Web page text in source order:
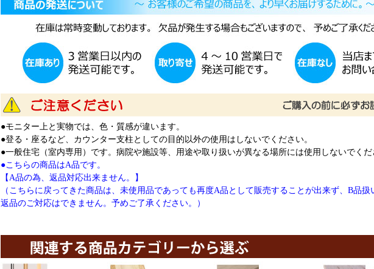
●モニター上と実物では、色・質感が違います。
●登る・座るなど、カウンター支柱としての目的以外の使用はしないでください。
●一般住宅（室内専用）です。病院や施設等、用途や取り扱いが異なる場所には使用しないでくだ
●こちらの商品はA品です。
【A品の為、返品対応出来ません。】
（こちらに戻ってきた商品は、未使用品であっても再度A品として販売することが出来ず、B品
返品のご対応はできません。予めご了承ください。）